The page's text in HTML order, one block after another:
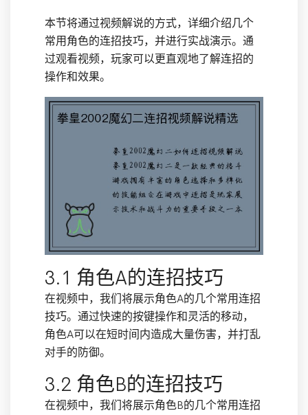
本节将通过视频解说的方式，详细介绍几个
常用角色的连招技巧，并进行实战演示。通
过观看视频，玩家可以更直观地了解连招的
操作和效果。
3.1 角色A的连招技巧
在视频中，我们将展示角色A的几个常用连招
技巧。通过快速的按键操作和灵活的移动，
角色A可以在短时间内造成大量伤害，并打乱
对手的防御。
3.2 角色B的连招技巧
在视频中，我们将展示角色B的几个常用连招